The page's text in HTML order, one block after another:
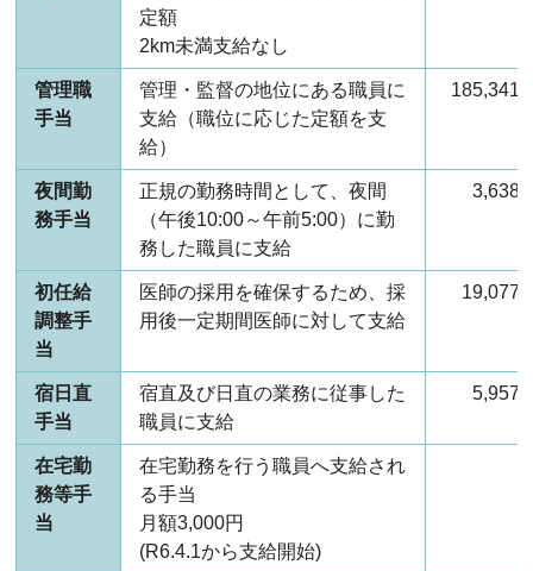
定額
2km未満支給なし
管理職
手当
管理・監督の地位にある職員に
支給（職位に応じた定額を支
給）
185,341
夜間勤
務手当
正規の勤務時間として、夜間
（午後10:00～午前5:00）に勤
務した職員に支給
3,638
初任給
調整手
当
医師の採用を確保するため、採
用後一定期間医師に対して支給
19,077
宿日直
手当
宿直及び日直の業務に従事した
職員に支給
5,957
在宅勤
務等手
当
在宅勤務を行う職員へ支給され
る手当
月額3,000円
(R6.4.1から支給開始)